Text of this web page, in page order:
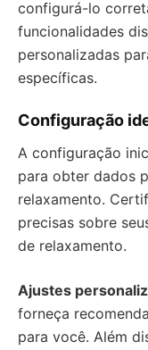
configurá-lo
funcionalidades
personalizadas
específicas.
Configuração
A configuração
para obter dados
relaxamento.
precisas sobre
de relaxamento.
Ajustes
forneça
para você. Além